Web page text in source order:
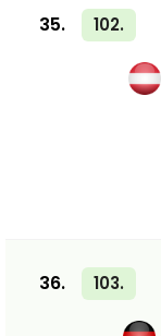
35. 102.
36. 103.